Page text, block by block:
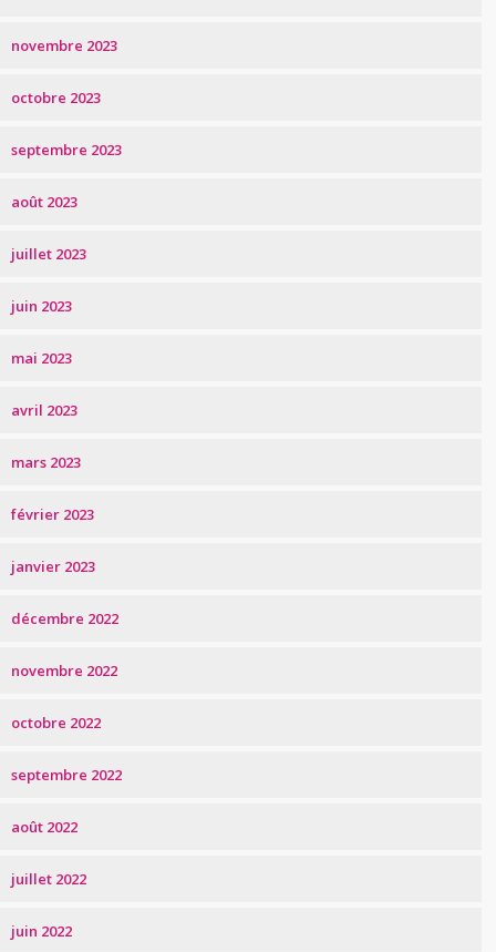
novembre 2023
octobre 2023
septembre 2023
août 2023
juillet 2023
juin 2023
mai 2023
avril 2023
mars 2023
février 2023
janvier 2023
décembre 2022
novembre 2022
octobre 2022
septembre 2022
août 2022
juillet 2022
juin 2022